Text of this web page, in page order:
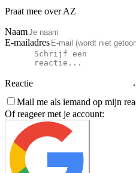
Praat mee over AZ
Naam
E-mailadres
Reactie
Mail me als iemand op mijn
Of reageer met je account: